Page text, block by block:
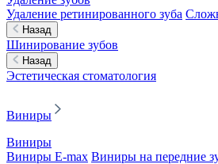
Удаление ретинированного зуба
Назад
Шинирование зубов
Назад
Эстетическая стоматология
Виниры
Виниры
Виниры E-max Виниры на передние